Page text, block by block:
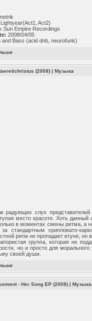
Act2)
Sun Empire Recordings
2008/04/05
and Bass (acid dnb, neurofunk)
(2008) |Музыка
радующих слух представителей
место красоте. Хоть
в моментах смены ритма, а
стандартным хрипловато-
ритм не пропадает втуне,
группа, которая не
но и просто для
своей души.
- Her Song EP (2008) |Музыка